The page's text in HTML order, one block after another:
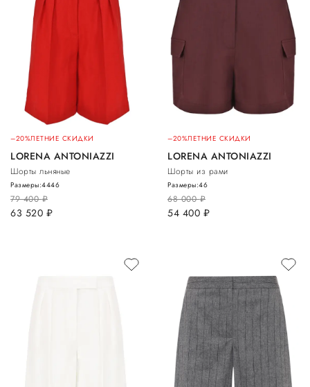
–20%ЛЕТНИЕ СКИДКИ
LORENA ANTONIAZZI
Шорты льняные
79 400руб.
63 520 руб.
Размеры:4446
–20%ЛЕТНИЕ СКИДКИ
LORENA ANTONIAZZI
Шорты из рами
68 000руб.
54 400 руб.
Размеры:46